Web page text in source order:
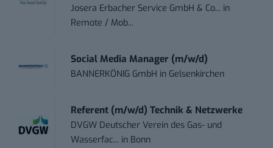
Josera Erbacher Service GmbH & Co... in
Remote / Mob...
Social Media Manager (m/w/d)
BANNERKÖNIG GmbH in Gelsenkirchen
Referent (m/w/d) Technik & Netzwerke
DVGW Deutscher Verein des Gas- und
Wasserfac... in Bonn